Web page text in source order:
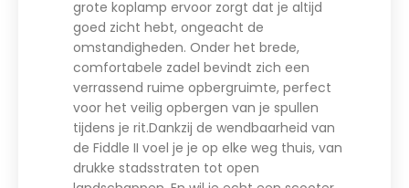
grote koplamp ervoor zorgt dat je altijd
goed zicht hebt, ongeacht de
omstandigheden. Onder het brede,
comfortabele zadel bevindt zich een
verrassend ruime opbergruimte, perfect
voor het veilig opbergen van je spullen
tijdens je rit.Dankzij de wendbaarheid van
de Fiddle II voel je je op elke weg thuis, van
drukke stadsstraten tot open